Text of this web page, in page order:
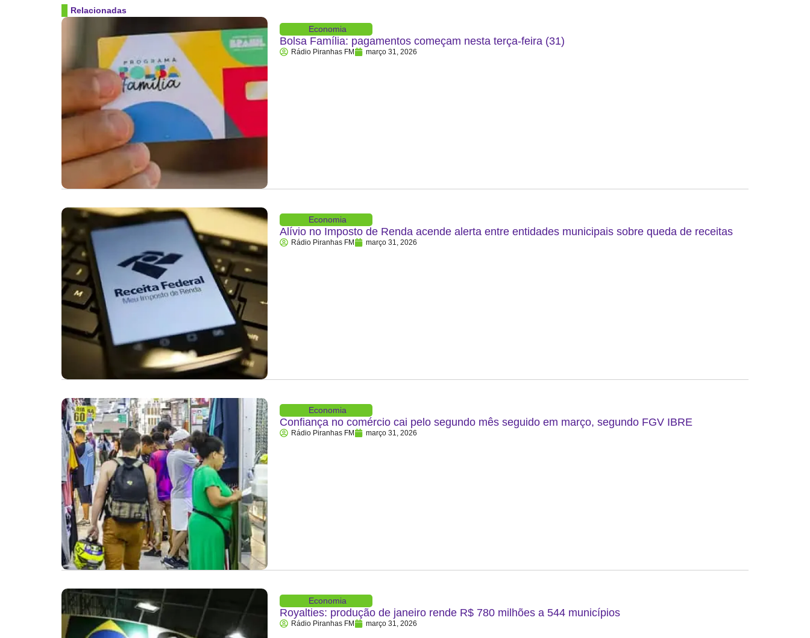
Relacionadas
Economia
Bolsa Família: pagamentos começam nesta terça-feira (31)
Rádio Piranhas FM março 31, 2026
Economia
Alívio no Imposto de Renda acende alerta entre entidades municipais sobre queda de receitas
Rádio Piranhas FM março 31, 2026
Economia
Confiança no comércio cai pelo segundo mês seguido em março, segundo FGV IBRE
Rádio Piranhas FM março 31, 2026
Economia
Royalties: produção de janeiro rende R$ 780 milhões a 544 municípios
Rádio Piranhas FM março 31, 2026